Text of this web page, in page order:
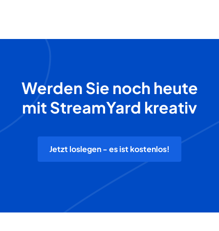
Werden Sie noch heute
mit StreamYard kreativ
Jetzt loslegen - es ist kostenlos!